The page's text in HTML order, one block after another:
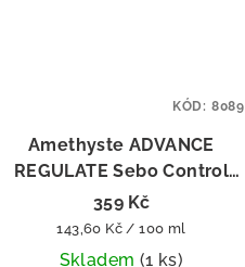
Amethyste ADVANCE
REGULATE Sebo Control
Shampoo - šampon na
mastné vlasy 250 ml
359 Kč
Měrná
cena:
143,60 Kč / 100 ml
Skladem (1 ks)
KÓD: 8089